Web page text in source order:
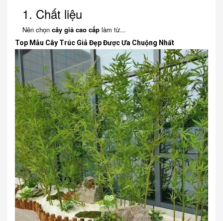
1. Chất liệu
Nên chọn cây giả cao cấp làm từ...
Top Mẫu Cây Trúc Giả Đẹp Được Ưa Chuộng Nhất